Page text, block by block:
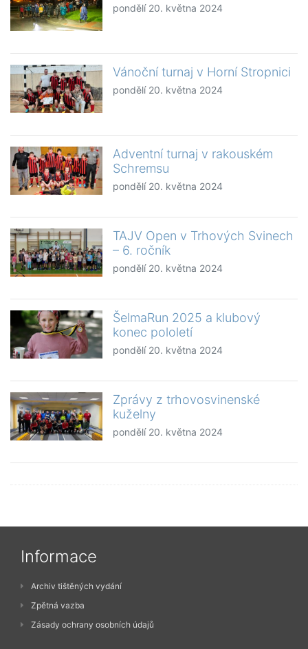
pondělí 20. května 2024
Vánoční turnaj v Horní Stropnici
pondělí 20. května 2024
Adventní turnaj v rakouském
Schremsu
pondělí 20. května 2024
TAJV Open v Trhových Svinech
– 6. ročník
pondělí 20. května 2024
ŠelmaRun 2025 a klubový
konec pololetí
pondělí 20. května 2024
Zprávy z trhovosvinenské
kuželny
pondělí 20. května 2024
Informace
Archiv tištěných vydání
Zpětná vazba
Zásady ochrany osobních údajů